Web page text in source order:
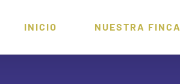
INICIO NUESTRA FINCA